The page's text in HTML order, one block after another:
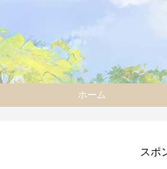
ホーム
スポ